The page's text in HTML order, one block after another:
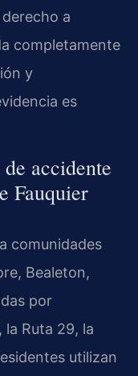
derecho a
completamente
y
es
accidente
Fauquier
comunidades
Bealeton,
por
la Ruta 29, la
utilizan